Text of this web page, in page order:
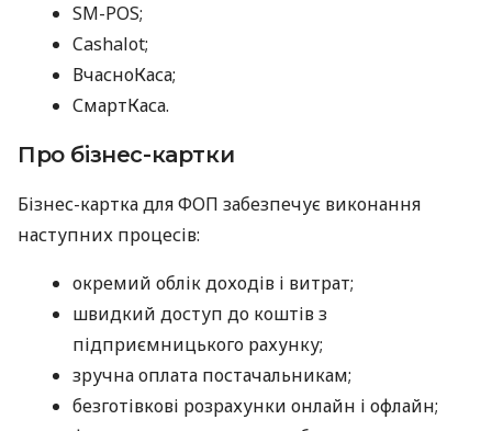
SM-POS;
Cashalot;
ВчасноКаса;
СмартКаса.
Про бізнес-картки
Бізнес-картка для ФОП забезпечує виконання
наступних процесів:
окремий облік доходів і витрат;
швидкий доступ до коштів з
підприємницького рахунку;
зручна оплата постачальникам;
безготівкові розрахунки онлайн і офлайн;